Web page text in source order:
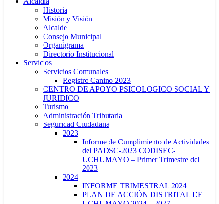
Historia
Misión y Visión
Alcalde
Consejo Municipal
Organigrama
Directorio Institucional
Servicios
Servicios Comunales
Registro Canino 2023
CENTRO DE APOYO PSICOLOGICO SOCIAL Y
JURIDICO
Turismo
Administración Tributaria
Seguridad Ciudadana
2023
Informe de Cumplimiento de Actividades
del PADSC-2023 CODISEC-
UCHUMAYO – Primer Trimestre del
2023
2024
INFORME TRIMESTRAL 2024
PLAN DE ACCIÓN DISTRITAL DE